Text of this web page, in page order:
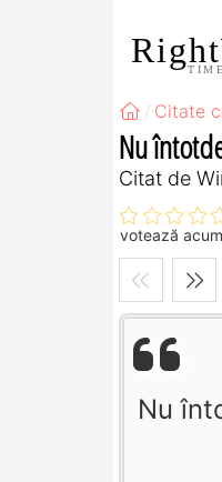
Citate
Nu
Citat de
votează acum
Nu